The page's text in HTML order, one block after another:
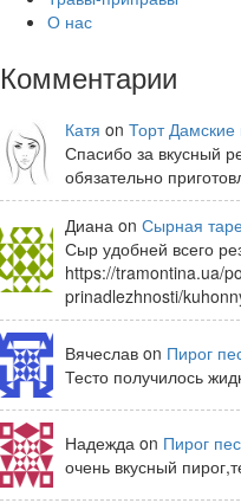
О нас
Комментарии
Катя on Торт Дамские
Спасибо за вкусный
обязательно
Диана on Сырная
Сыр удобней всего
https://tramontina.ua/
prinadlezhnosti/
Вячеслав on Пирог
Тесто получилось
Надежда on Пирог
очень вкусный